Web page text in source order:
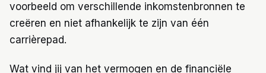
voorbeeld om verschillende inkomstenbronnen te
creëren en niet afhankelijk te zijn van één
carrièrepad.
Wat vind jij van het vermogen en de financiële